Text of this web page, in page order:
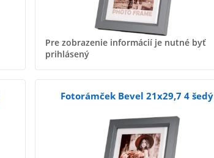
Pre zobrazenie informácií je nutné byť
prihlásený
Fotorámček Bevel 21x29,7 4 šedý